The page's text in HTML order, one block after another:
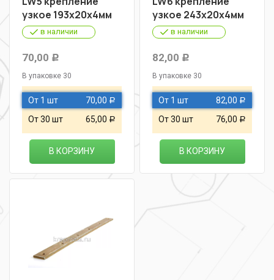
узкое 193х20х4мм
в наличии
70,00 Р
В упаковке 30
От 1 шт 70,00 Р
От 30 шт 65,00 Р
В КОРЗИНУ
узкое 243х20х4мм
в наличии
82,00 Р
В упаковке 30
От 1 шт 82,00 Р
От 30 шт 76,00 Р
В КОРЗИНУ